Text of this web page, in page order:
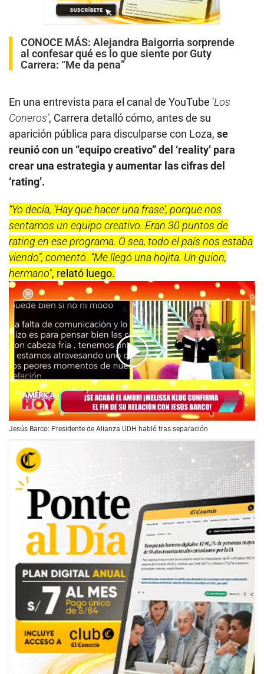
CONOCE MÁS: Alejandra Baigorria sorprende
al confesar qué es lo que siente por Guty
Carrera: “Me da pena”
En una entrevista para el canal de YouTube 'Los
Coneros’, Carrera detalló cómo, antes de su
aparición pública para disculparse con Loza, se
reunió con un “equipo creativo” del ‘reality’ para
crear una estrategia y aumentar las cifras del
‘rating’.
“Yo decía, ‘Hay que hacer una frase’, porque nos
sentamos un equipo creativo. Eran 30 puntos de
rating en ese programa. O sea, todo el país nos estaba
viendo”, comentó. “Me llegó una hojita. Un guion,
hermano”, relató luego.
00:00/01:04
Jesús Barco: Presidente de Alianza UDH habló tras separación